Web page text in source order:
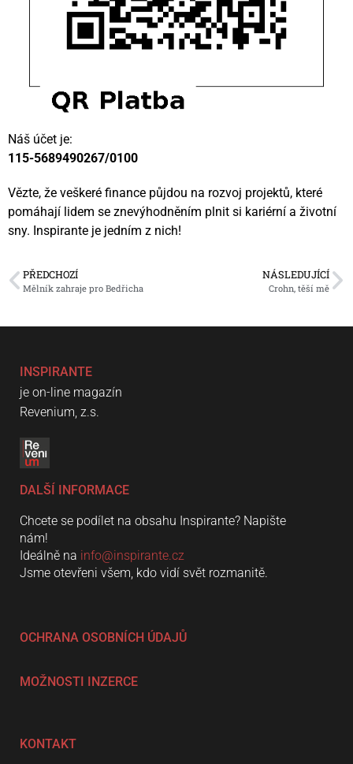
Náš účet je:
115-5689490267/0100
Vězte, že veškeré finance půjdou na rozvoj projektů, které
pomáhají lidem se znevýhodněním plnit si kariérní a životní
sny. Inspirante je jedním z nich!
PŘEDCHOZÍ
Mělník zahraje pro Bedřicha
NÁSLEDUJÍCÍ
Crohn, těší mě
INSPIRANTE
je on-line magazín
Revenium, z.s.
DALŠÍ INFORMACE
Chcete se podílet na obsahu Inspirante? Napište
nám!
Ideálně na info@inspirante.cz
Jsme otevřeni všem, kdo vidí svět rozmanitě.
OCHRANA OSOBNÍCH ÚDAJŮ
MOŽNOSTI INZERCE
KONTAKT